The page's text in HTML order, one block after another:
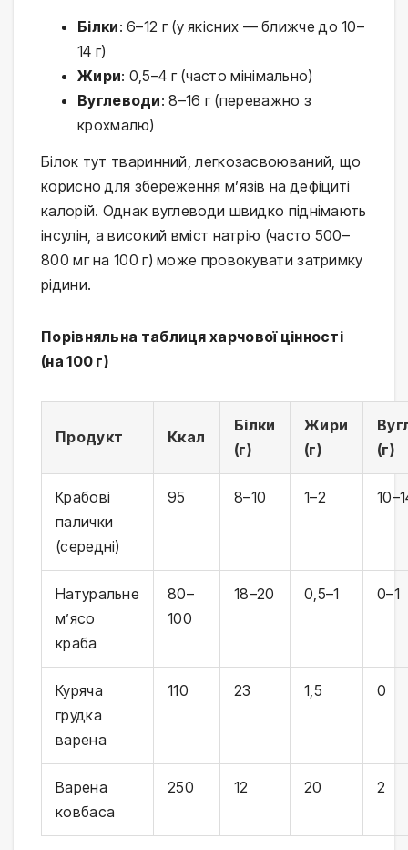
Білки: 6–12 г (у якісних — ближче до 10–
14 г)
Жири: 0,5–4 г (часто мінімально)
Вуглеводи: 8–16 г (переважно з
крохмалю)
Білок тут тваринний, легкозасвоюваний, що
корисно для збереження м’язів на дефіциті
калорій. Однак вуглеводи швидко піднімають
інсулін, а високий вміст натрію (часто 500–
800 мг на 100 г) може провокувати затримку
рідини.
Порівняльна таблиця харчової цінності
(на 100 г)
Продукт Ккал
Білки
(г)
Жири
(г)
(г)
Крабові
палички
(середні)
95 8–10 1–2
Натуральне
м’ясо
краба
80–
100
18–20 0,5–1 0–1
Куряча
грудка
варена
110 23 1,5 0
Варена
ковбаса
250 12 20 2